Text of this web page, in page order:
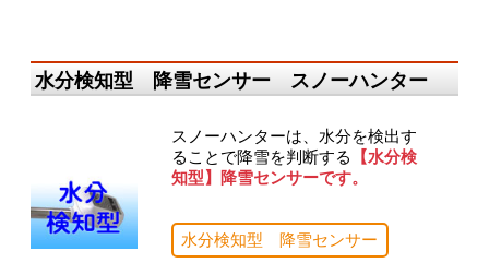
水分検知型 降雪センサー スノーハンター
スノーハンターは、水分を検出す
ることで降雪を判断する
【水分検
知型】降雪センサーです。
水分検知型 降雪センサー